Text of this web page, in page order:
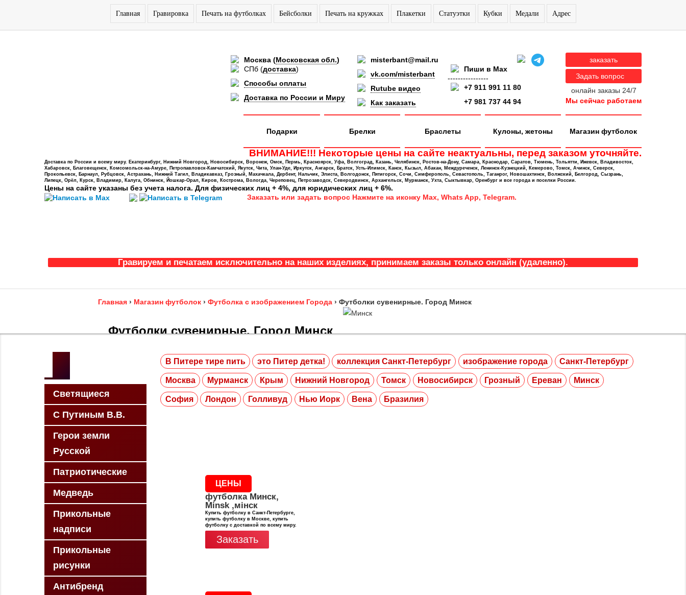
Главная Гравировка Печать на футболках Бейсболки Печать на кружках Плакетки Статуэтки Кубки Медали Адрес
Москва (Московская обл.)
СПб (доставка)
Способы оплаты
Доставка по России и Миру
misterbant@mail.ru
vk.com/misterbant
Rutube видео
Как заказать
Пиши в Max
----------------
+7 911 991 11 80
+7 981 737 44 94
заказать
Задать вопрос
онлайн заказы 24/7
Мы сейчас работаем
Магазин футболок
Кулоны, жетоны
Браслеты
Брелки
Подарки
ВНИМАНИЕ!!! Некоторые цены на сайте неактуальны, перед заказом уточняйте.
Доставка по России и всему миру. Екатеринбург, Нижний Новгород, Новосибирск, Воронеж, Омск, Пермь, Красноярск, Уфа, Волгоград, Казань, Челябинск, Ростов-на-Дону, Самара, Краснодар, Саратов, Тюмень, Тольятти, Ижевск, Владивосток,
Хабаровск, Благовещенск, Комсомольск-на-Амуре, Петропавловск-Камчатский, Якутск, Чита, Улан-Уде, Иркутск, Ангарск, Братск, Усть-Илимск, Канск, Кызыл, Абакан, Междуреченск, Ленинск-Кузнецкий, Кемерово, Томск, Ачинск, Северск,
Прокопьевск, Барнаул, Рубцовск, Астрахань, Нижний Тагил, Владикавказ, Грозный, Махачкала, Дербент, Нальчик, Элиста, Волгодонск, Пятигорск, Сочи, Симферополь, Севастополь, Таганрог, Новошахтинск, Волжский, Белгород, Сызрань,
Липецк, Орёл, Курск, Владимир, Калуга, Обнинск, Йошкар-Орал, Киров, Кострома, Вологда, Череповец, Петрозаводск, Северодвинск, Архангельск, Мурманск, Ухта, Сыктывкар, Оренбург и все города и поселки России.
Цены на сайте указаны без учета налога. Для физических лиц + 4%, для юридических лиц + 6%.
Заказать или задать вопрос Нажмите на иконку Max, Whats App, Telegram.
Гравируем и печатаем исключительно на наших изделиях, принимаем заказы только онлайн (удаленно).
Главная › Магазин футболок › Футболка с изображением Города › Футболки сувенирные. Город Минск
Футболки сувенирные. Город Минск
Сувенирные футболки и просто удобная одежда с изображением
города Минска в Санкт-Петербурге. Выбери подходящий принт на
футболке, или закажи нанесение своего рисунка! Доставка по Санкт-
Петербургу, по Москве, по России, по миру.
Светящиеся
С Путиным В.В.
Герои земли
Русской
Патриотические
Медведь
Прикольные
надписи
Прикольные
рисунки
Антибренд
В Питере тире пить это Питер детка! коллекция Санкт-Петербург изображение города Санкт-Петербург
Москва Мурманск Крым Нижний Новгород Томск Новосибирск Грозный Ереван Минск
София Лондон Голливуд Нью Иорк Вена Бразилия
ЦЕНЫ
футболка Минск,
Minsk ,мінск
Купить футболку в Санкт-Петербурге,
купить футболку в Москве, купить
футболку с доставкой по всему миру.
Заказать